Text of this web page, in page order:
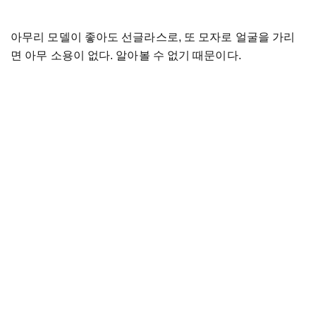
아무리 모델이 좋아도 선글라스로, 또 모자로 얼굴을 가리
면 아무 소용이 없다. 알아볼 수 없기 때문이다.